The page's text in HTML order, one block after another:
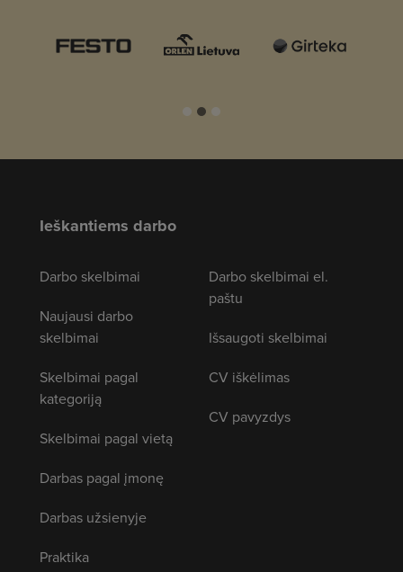
Ieškantiems darbo
Darbo skelbimai
Naujausi darbo
skelbimai
Skelbimai pagal
kategoriją
Skelbimai pagal vietą
Darbas pagal įmonę
Darbas užsienyje
Praktika
Darbo skelbimai el.
paštu
Išsaugoti skelbimai
CV iškėlimas
CV pavyzdys